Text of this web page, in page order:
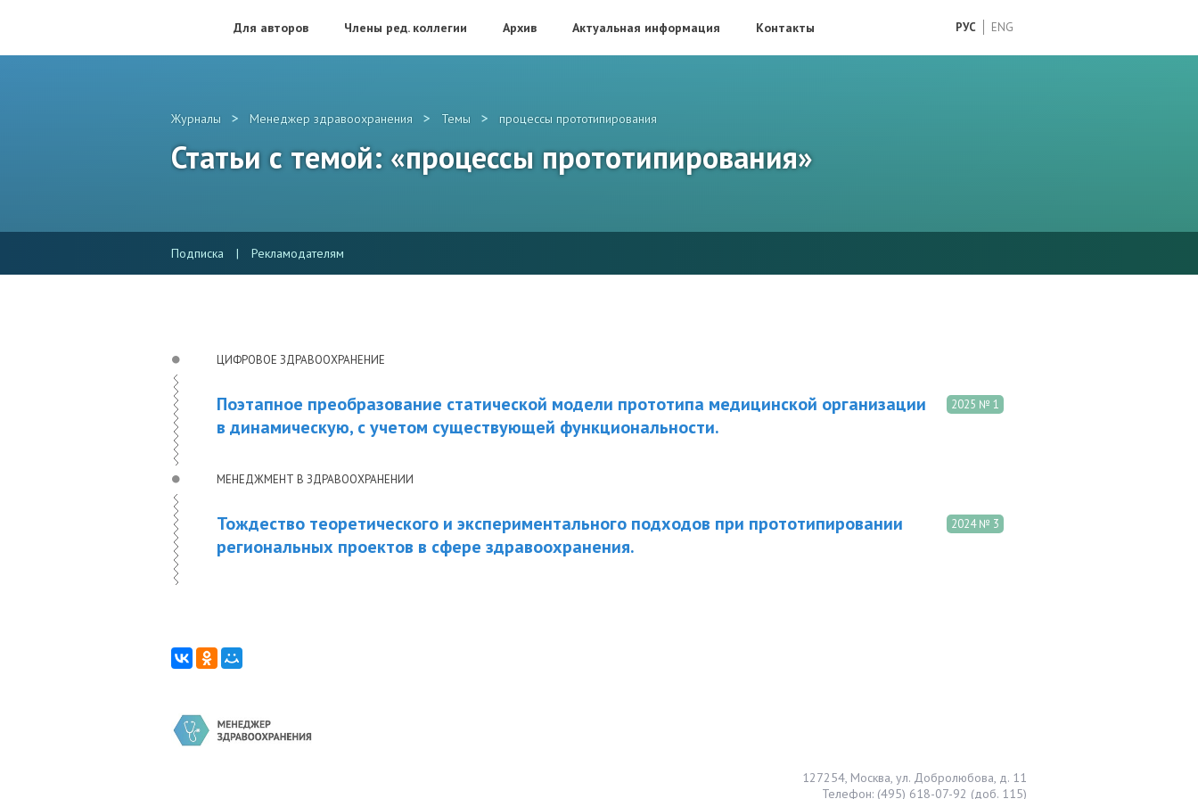
РУС ENG
Для авторов Члены ред. коллегии Архив Актуальная информация Контакты
Журналы > Менеджер здравоохранения > Темы > процессы прототипирования
Статьи с темой: «процессы прототипирования»
Подписка | Рекламодателям
ЦИФРОВОЕ ЗДРАВООХРАНЕНИЕ
2025 № 1
Поэтапное преобразование статической модели прототипа медицинской организации
в динамическую, с учетом существующей функциональности.
МЕНЕДЖМЕНТ В ЗДРАВООХРАНЕНИИ
2024 № 3
Тождество теоретического и экспериментального подходов при прототипировании
региональных проектов в сфере здравоохранения.
127254, Москва, ул. Добролюбова, д. 11
Телефон: (495) 618-07-92 (доб. 115)